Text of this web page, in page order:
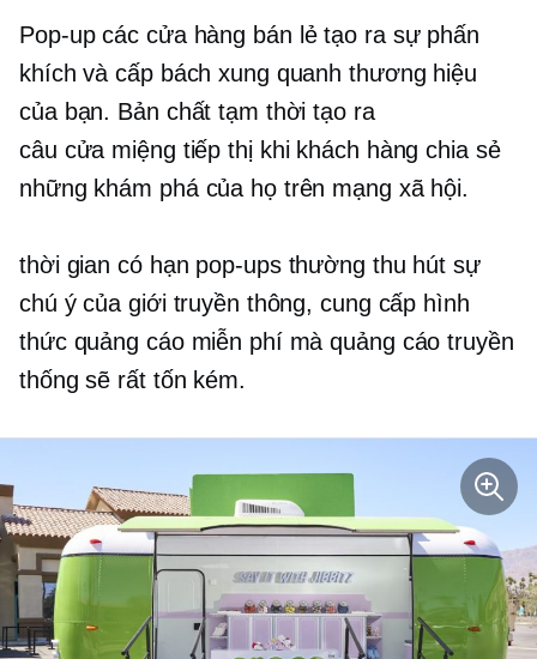
Pop-upcác cửa hàng bán lẻ tạo ra sự phấn
khích và cấp bách xung quanh thương hiệu
của bạn. Bản chất tạm thời tạo ra
câu cửa miệng tiếp thị khi khách hàng chia sẻ
những khám phá của họ trên mạng xã hội.
thời gian có hạn pop-upsthường thu hút sự
chú ý của giới truyền thông, cung cấp hình
thức quảng cáo miễn phí mà quảng cáo truyền
thống sẽ rất tốn kém.